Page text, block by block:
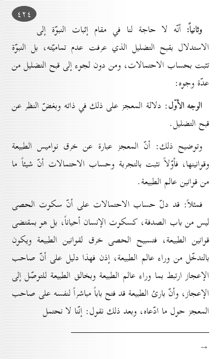
٤۲٤
وثانياً: أنّه لا حاجة لنا في مقام إثبات النبوّة إلى
الاستدلال بقبح التضليل الذي عرفت عدم تماميّته، بل النبوّة
تثبت بحساب الاحتمالات، ومن دون لجوء إلى قبح التضليل من
عدّة وجوه:
الوجه الأوّل: دلالة المعجز على ذلك في ذاته وبغضّ النظر عن
قبح التضليل.
وتوضيح ذلك: أنّ المعجز عبارة عن خرق نواميس الطبيعة
وقوانينها، فأوّلاً نثبت بالتجربة وحساب الاحتمالات أنّ شيئاً ما
من قوانين عالم الطبيعة.
فمثلاً: قد دلّ حساب الاحتمالات على أنّ سكوت الحصى
ليس من باب الصدفة، كسكوت الإنسان أحياناً، بل هو بمقتضى
قوانين الطبيعة، فتسبيح الحصى خرق لقوانين الطبيعة ويكون
بالتدخّل من وراء عالم الطبيعة، إذن فهذا دليل على أنّ صاحب
الإعجاز ارتبط بما وراء عالم الطبيعة وبخالق الطبيعة للتوصّل إلى
الإعجاز، وأنّ بارئ الطبيعة قد فتح باباً مباشراً لنفسه على صاحب
المعجز حول ما ادّعاه، وبعد ذلك نقول: إنّنا لا نحتمل
→